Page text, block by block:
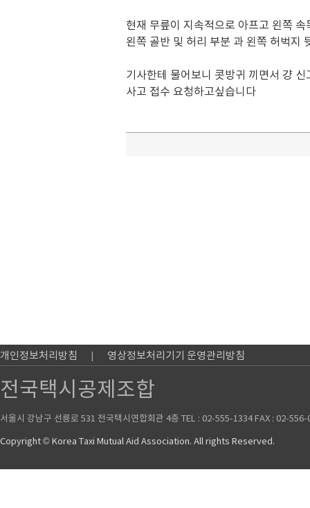
현재 무릎이 지속적으로 아프고 왼쪽 속
왼쪽 골반 및 허리 부분 과 왼쪽 허벅지
기사한테 물어보니 콧방귀 끼면서 걍 신
사고 접수 요청하고싶습니다
개인정보처리방침 영상정보처리기기 운영관리방침
전국택시공제조합
서울시 강남구 선릉로 531 전국택시연합회관 4층 TEL : 02-555-1334 FAX : 02-
Copyright © Korea Taxi Mutual Aid Association. All rights Reserved.